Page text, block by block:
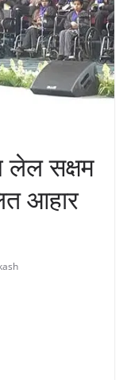
लेल सक्षम
आहार